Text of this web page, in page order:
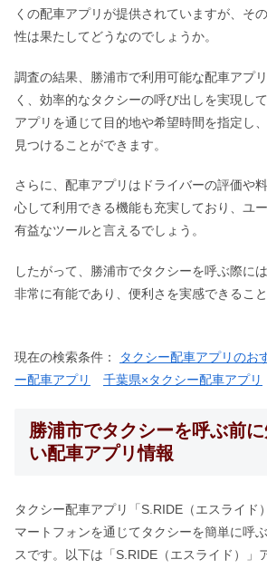
くの配車アプリが提供されていますが、そ
性は果たしてどうなのでしょうか。
調査の結果、勝浦市で利用可能な配車アプ
く、効率的なタクシーの呼び出しを実現し
アプリを通じて目的地や希望時間を指定し
見つけることができます。
さらに、配車アプリはドライバーの評価や
心して利用できる機能も充実しており、ユ
有益なツールと言えるでしょう。
したがって、勝浦市でタクシーを呼ぶ際に
非常に有能であり、便利さを実感できるこ
現在の検索条件： タクシー配車アプリのお
ー配車アプリ
千葉県×タクシー配車アプリ
勝浦市でタクシーを呼ぶ前
い配車アプリ情報
タクシー配車アプリ「S.RIDE（エスライド
マートフォンを通じてタクシーを簡単に呼
スです。以下は「S.RIDE（エスライド）」